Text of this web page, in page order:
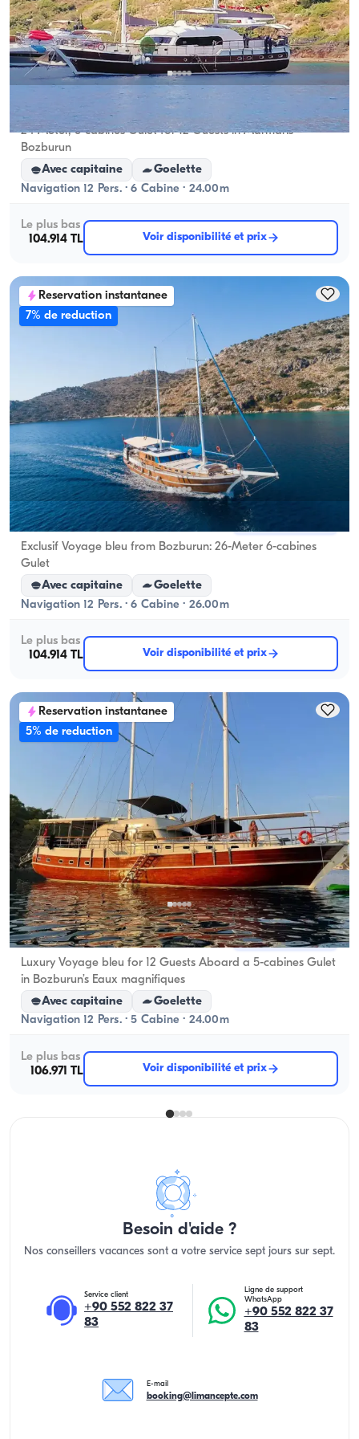
Marmaris, Muğla
24-Meter, 6-cabines Gulet for 12 Guests in Marmaris
Bozburun
Avec capitaine
Goelette
Navigation 12 Pers. · 6 Cabine · 24.00m
Le plus bas
104.914 TL
Voir disponibilité et prix
Reservation instantanee
7% de reduction
Marmaris, Muğla Nouveau bateau
Exclusif Voyage bleu from Bozburun: 26-Meter 6-cabines
Gulet
Avec capitaine
Goelette
Navigation 12 Pers. · 6 Cabine · 26.00m
Le plus bas
104.914 TL
Voir disponibilité et prix
Reservation instantanee
5% de reduction
Marmaris, Muğla Nouveau bateau
Luxury Voyage bleu for 12 Guests Aboard a 5-cabines Gulet
in Bozburun’s Eaux magnifiques
Avec capitaine
Goelette
Navigation 12 Pers. · 5 Cabine · 24.00m
Le plus bas
106.971 TL
Voir disponibilité et prix
Besoin d'aide ?
Nos conseillers vacances sont a votre service sept jours sur sept.
Service client
+90 552 822 37
83
Ligne de support
WhatsApp
+90 552 822 37
83
E-mail
booking@limancepte.com